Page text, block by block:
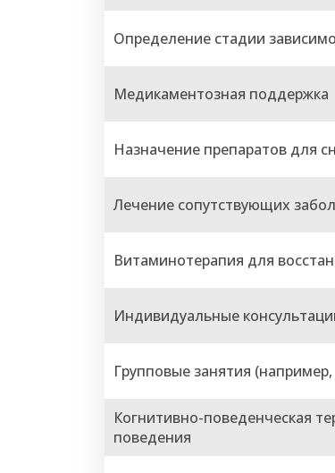
Определение стадии
Медикаментозная поддержка
Назначение препаратов для
Лечение сопутствующих
Витаминотерапия для
Индивидуальные
Групповые занятия
Когнитивно-поведенческая
поведения